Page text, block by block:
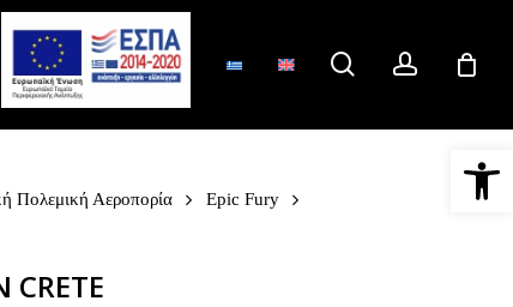
searchaccount
Πολεμική Αεροπορία
Epic Fury
CRETE